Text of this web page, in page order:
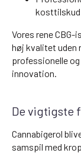
Vores rene
høj kvalitet uden
professionelle
innovation.
De vigtigste
Cannabigerol
samspil med